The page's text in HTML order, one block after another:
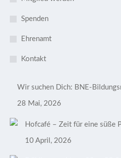
Spenden
Ehrenamt
Kontakt
Wir suchen Dich: BNE-
28 Mai, 2026
Hofcafé – Zeit für eine süße
10 April, 2026